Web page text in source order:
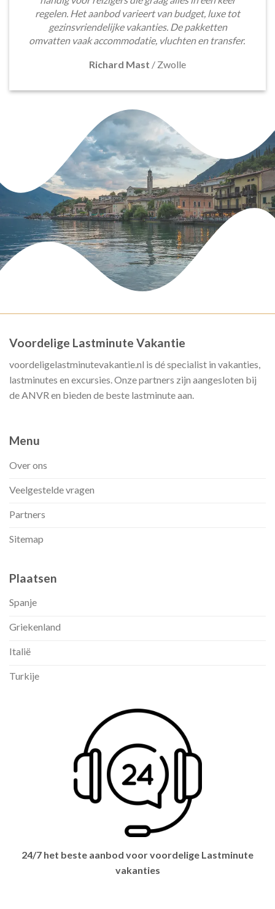
regelen. Het aanbod varieert van budget, luxe tot
gezinsvriendelijke vakanties. De pakketten
omvatten vaak accommodatie, vluchten en transfer.
Richard Mast / Zwolle
Voordelige Lastminute Vakantie
voordeligelastminutevakantie.nl is dé specialist in vakanties,
lastminutes en excursies. Onze partners zijn aangesloten bij
de ANVR en bieden de beste lastminute aan.
Menu
Over ons
Veelgestelde vragen
Partners
Sitemap
Plaatsen
Spanje
Griekenland
Italië
Turkije
24/7 het beste aanbod voor voordelige Lastminute
vakanties